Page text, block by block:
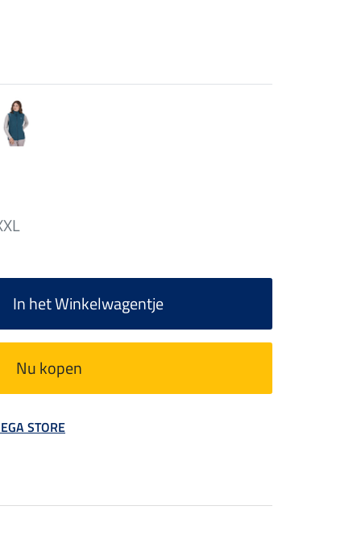
In het Winkelwagentje
Nu kopen
STORE